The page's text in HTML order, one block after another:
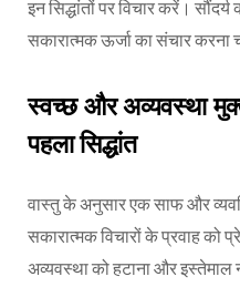
इन सिद्धांतों पर विचार करें।
सकारात्मक ऊर्जा का संचार करना
स्वच्छ और अव्यवस्था
पहला सिद्धांत
वास्तु के अनुसार एक साफ और
सकारात्मक विचारों के प्रवाह को
अव्यवस्था को हटाना और